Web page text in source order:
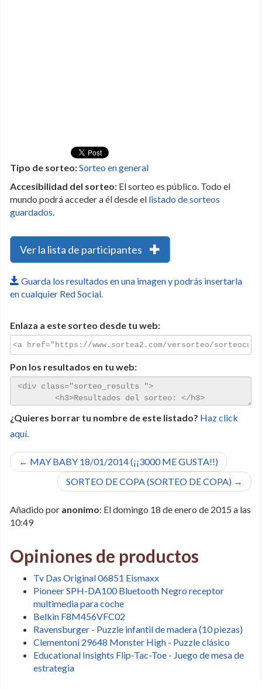
Tipo de sorteo:Sorteo en general
Accesibilidad del sorteo: El sorteo es público. Todo el
mundo podrá acceder a él desde el listado de sorteos
guardados.
Ver la lista de participantes
Guarda los resultados en una imagen y podrás insertarla
en cualquier Red Social.
Enlaza a este sorteo desde tu web:
Pon los resultados en tu web:
¿Quieres borrar tu nombre de este listado? Haz click
aquí.
← MAY BABY 18/01/2014 (¡¡3000 ME GUSTA!!)
SORTEO DE COPA (SORTEO DE COPA) →
Añadido por anonimo: El domingo 18 de enero de 2015 a las
10:49
Opiniones de productos
Tv Das Original 06851 Eismaxx
Pioneer SPH-DA100 Bluetooth Negro receptor
multimedia para coche
Belkin F8M456VFC02
Ravensburger - Puzzle infantil de madera (10 piezas)
Clementoni 29648 Monster High - Puzzle clásico
Educational Insights Flip-Tac-Toe - Juego de mesa de
estrategia